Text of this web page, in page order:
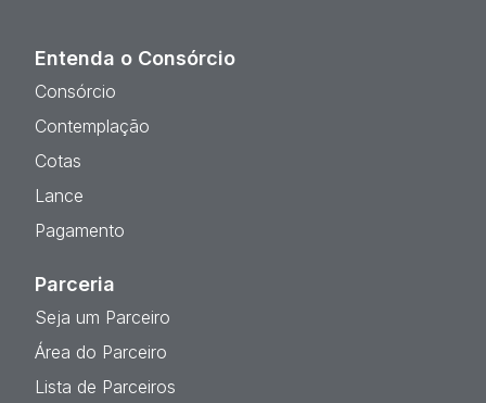
Entenda o Consórcio
Consórcio
Contemplação
Cotas
Lance
Pagamento
Parceria
Seja um Parceiro
Área do Parceiro
Lista de Parceiros